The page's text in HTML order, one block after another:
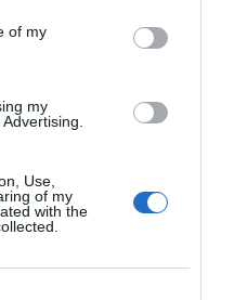
of my
my
Use,
of my
with the